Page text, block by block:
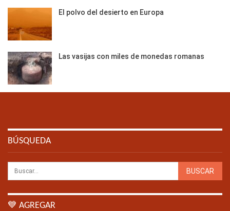
El polvo del desierto en Europa
Las vasijas con miles de monedas romanas
BÚSQUEDA
💙 AGREGAR